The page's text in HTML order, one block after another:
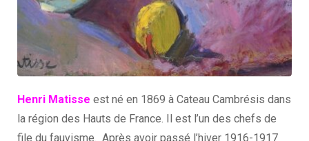
Henri Matisse est né en 1869 à Cateau Cambrésis dans
la région des Hauts de France. Il est l’un des chefs de
file du fauvisme. Après avoir passé l’hiver 1916-1917